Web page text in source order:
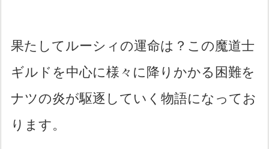
果たしてルーシィの運命は？この魔道士
ギルドを中心に様々に降りかかる困難を
ナツの炎が駆逐していく物語になってお
ります。